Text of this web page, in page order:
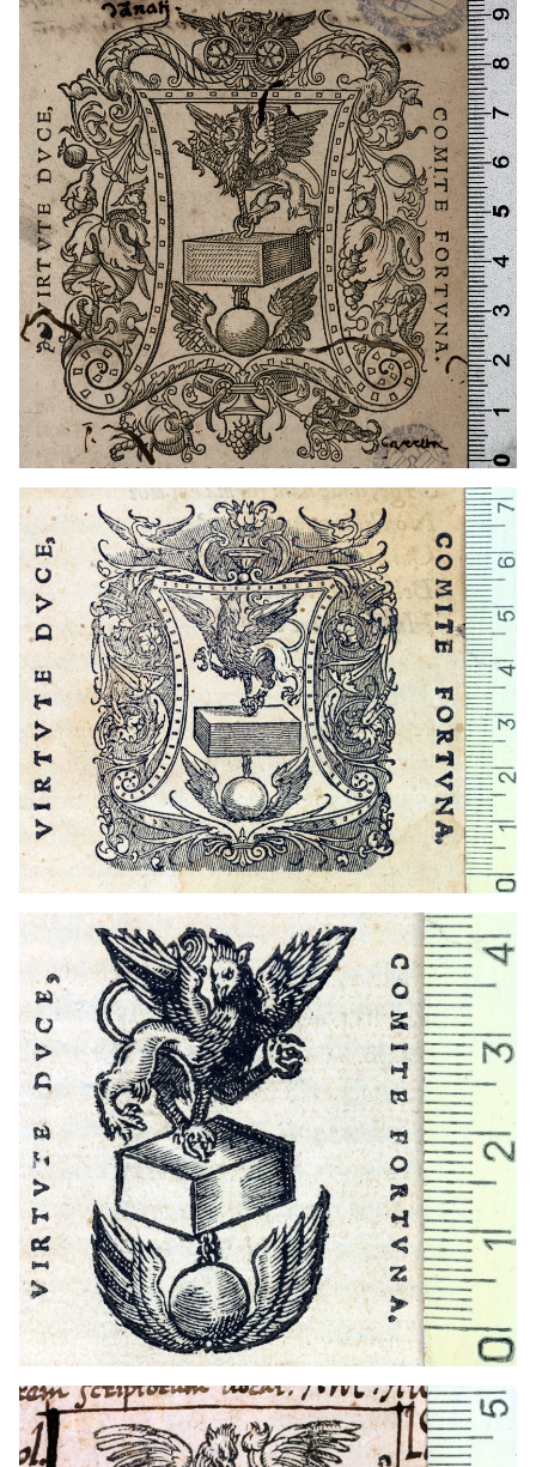
1524 - 1556 Lió (França)
1524 - 1556 Lió (França)
1524 - 1556 Lió (França)